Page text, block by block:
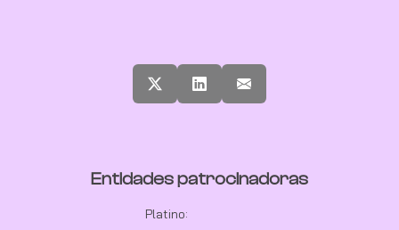
Entidades patrocinadoras
Platino: